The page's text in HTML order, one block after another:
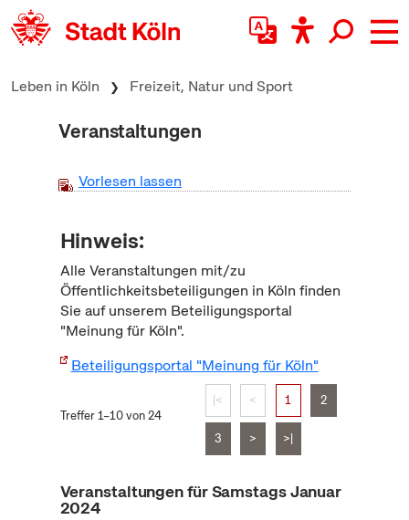
zum Inhalt springen
Leben in Köln Freizeit, Natur und Sport
Veranstaltungen
Vorlesen lassen
Hinweis:
Alle Veranstaltungen mit/zu
Öffentlichkeitsbeteiligungen in Köln finden
Sie auf unserem Beteiligungsportal
"Meinung für Köln".
Beteiligungsportal "Meinung für Köln"
Treffer 1–10 von 24
|< < 1 2
3 > >|
Veranstaltungen für Samstags Januar
2024